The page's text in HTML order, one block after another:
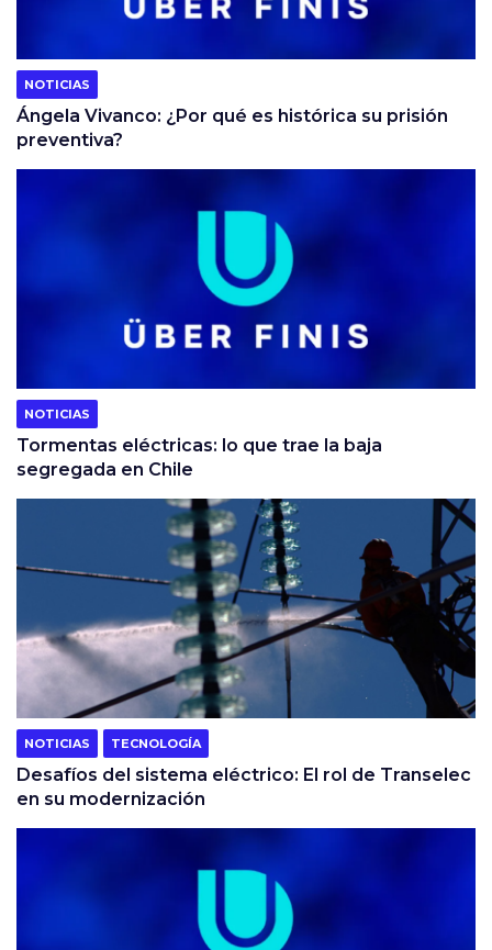
NOTICIAS
Ángela Vivanco: ¿Por qué es histórica su prisión
preventiva?
NOTICIAS
Tormentas eléctricas: lo que trae la baja
segregada en Chile
NOTICIAS TECNOLOGÍA
Desafíos del sistema eléctrico: El rol de Transelec
en su modernización